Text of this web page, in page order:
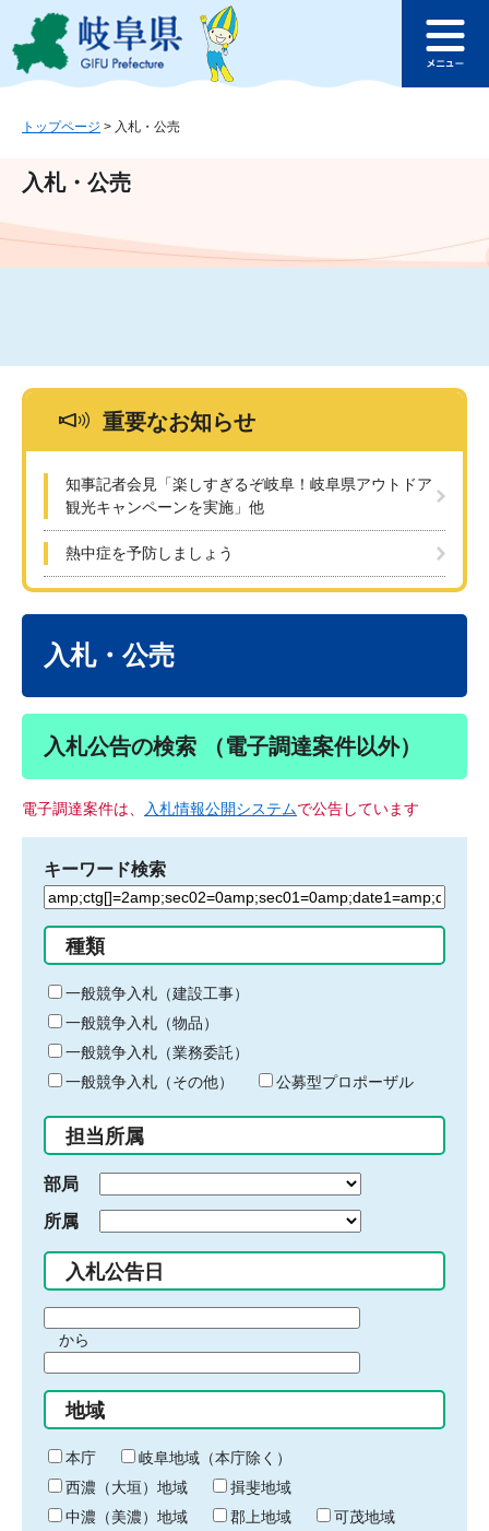
ジ
ュ
文
このページの本文へ
ュ
トップページ > 入札・公売
入札・公売
重要なお知らせ
知事記者会見「楽しすぎるぞ岐阜！岐阜県アウトドア
観光キャンペーンを実施」他
熱中症を予防しましょう
入札・公売
入札公告の検索 （電子調達案件以外）
電子調達案件は、 入札情報公開システムで公告しています
キーワード検索
検
る
キ
ー
ワ
ー
ド
入
力
種類
一般競争入札（建設工事）
一般競争入札（物品）
一般競争入札（業務委託）
一般競争入札（その他）
公募型プロポーザル
担当所属
部局
所属
入札公告日
間
始
り
から
間
終
わ
り
地域
本庁
岐阜地域（本庁除く）
西濃（大垣）地域
揖斐地域
中濃（美濃）地域
郡上地域
可茂地域